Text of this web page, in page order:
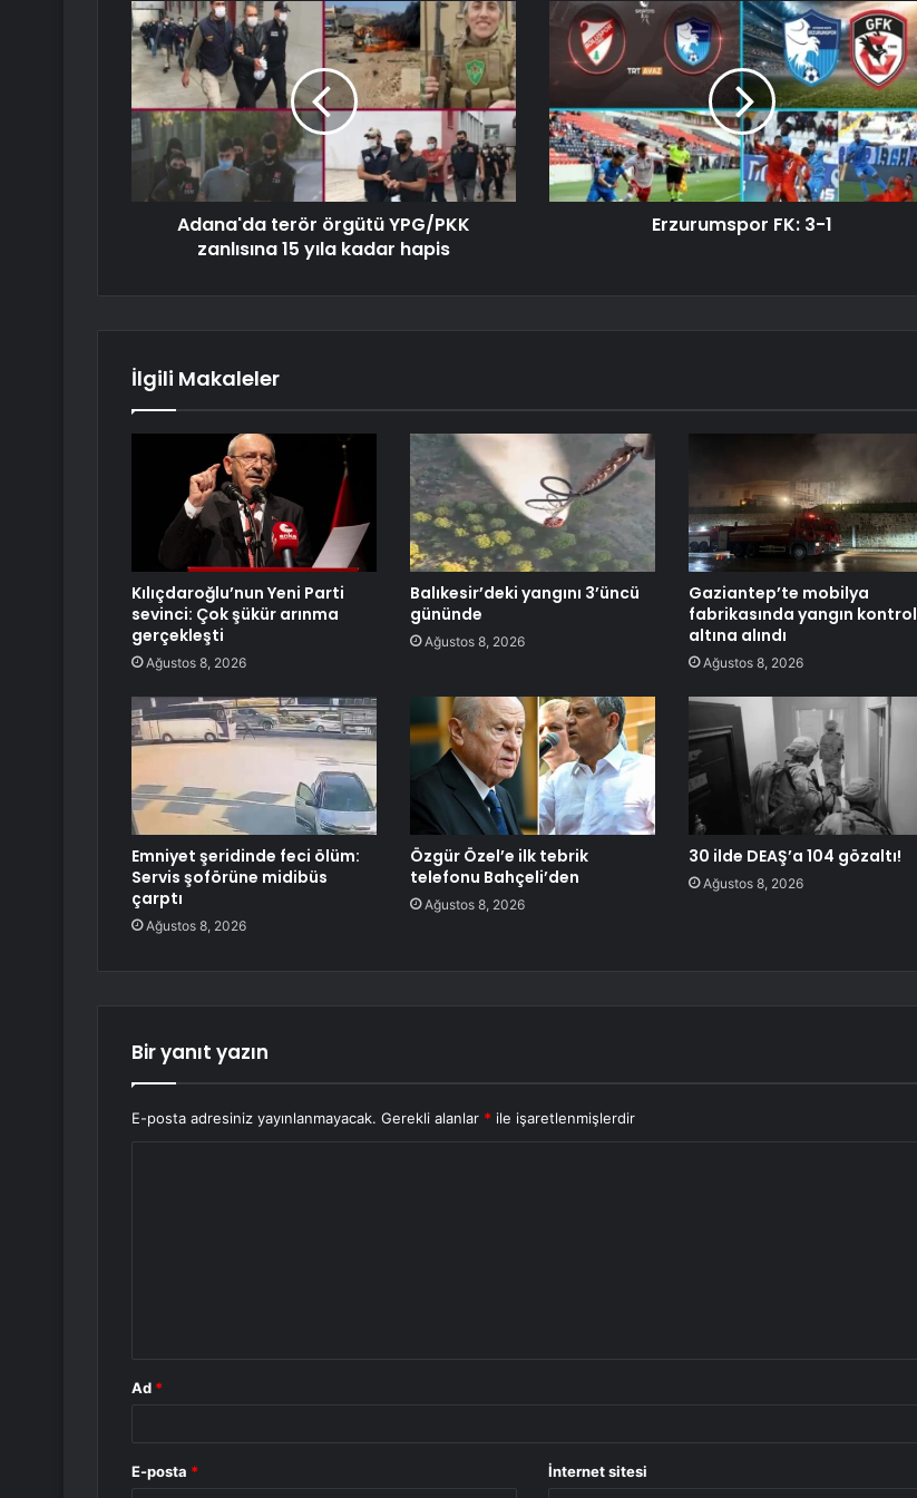
Adana'da terör örgütü YPG/PKK
zanlısına 15 yıla kadar hapis
Erzurumspor FK: 3-1
İlgili Makaleler
Kılıçdaroğlu’nun Yeni Parti
sevinci: Çok şükür arınma
gerçekleşti
Ağustos 8, 2026
Balıkesir’deki yangını 3’üncü
gününde
Ağustos 8, 2026
Gaziantep’te mobilya
fabrikasında yangın kontrol
altına alındı
Ağustos 8, 2026
Emniyet şeridinde feci ölüm:
Servis şoförüne midibüs
çarptı
Ağustos 8, 2026
Özgür Özel’e ilk tebrik
telefonu Bahçeli’den
Ağustos 8, 2026
30 ilde DEAŞ’a 104 gözaltı!
Ağustos 8, 2026
Bir yanıt yazın
E-posta adresiniz yayınlanmayacak. Gerekli alanlar * ile işaretlenmişlerdir
Ad *
E-posta * İnternet sitesi